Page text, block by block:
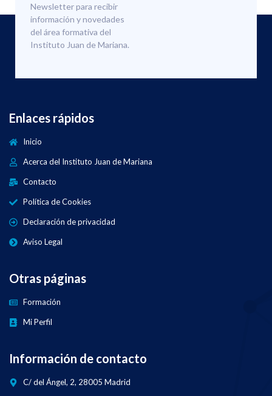
Newsletter para recibir
información y novedades
del área formativa del
Instituto Juan de Mariana.
Enlaces rápidos
Inicio
Acerca del Instituto Juan de Mariana
Contacto
Política de Cookies
Declaración de privacidad
Aviso Legal
Otras páginas
Formación
Mi Perfil
Información de contacto
C/ del Ángel, 2, 28005 Madrid